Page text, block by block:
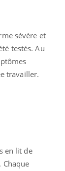
sévère et
testés. Au
travailler.
en lit de
Chaque